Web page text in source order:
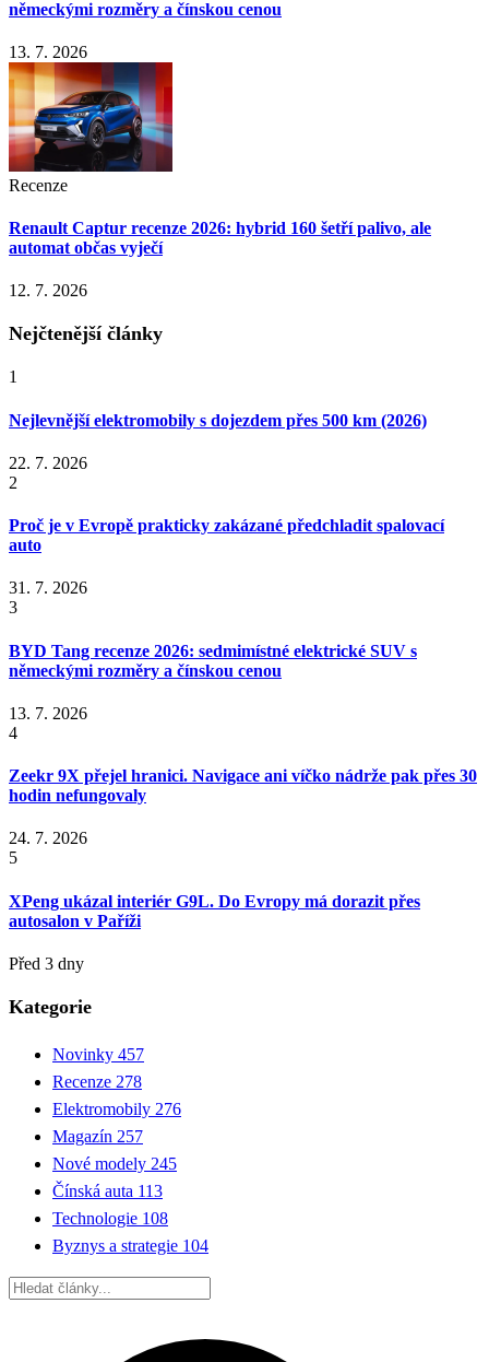
německými rozměry a čínskou cenou
13. 7. 2026
Recenze
Renault Captur recenze 2026: hybrid 160 šetří palivo, ale
automat občas vyječí
12. 7. 2026
Nejčtenější články
1
Nejlevnější elektromobily s dojezdem přes 500 km (2026)
22. 7. 2026
2
Proč je v Evropě prakticky zakázané předchladit spalovací
auto
31. 7. 2026
3
BYD Tang recenze 2026: sedmimístné elektrické SUV s
německými rozměry a čínskou cenou
13. 7. 2026
4
Zeekr 9X přejel hranici. Navigace ani víčko nádrže pak přes 30
hodin nefungovaly
24. 7. 2026
5
XPeng ukázal interiér G9L. Do Evropy má dorazit přes
autosalon v Paříži
Před 3 dny
Kategorie
Novinky 457
Recenze 278
Elektromobily 276
Magazín 257
Nové modely 245
Čínská auta 113
Technologie 108
Byznys a strategie 104
Hledat: